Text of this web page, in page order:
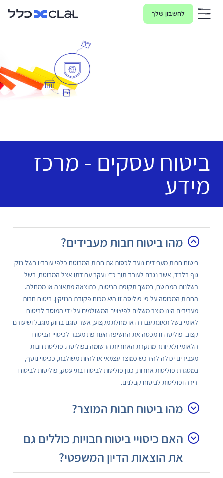
לחשבון שלך
ביטוח עסקים - מרכז
מידע
מהו ביטוח חבות מעבידים?
ביטוח חבות מעבידים נועד לכסות את חבות המבוטח כלפי עובדיו בשל נזק
גוף בלבד, אשר נגרם לעובד תוך כדי ועקב עבודתו אצל המבוטח, בשל
רשלנות המבוטח, במשך תקופת הביטוח, כתוצאה מתאונה או ממחלה.
החבות המכוסה על פי פוליסה זו היא מכוח פקודת הנזיקין. ביטוח חבות
מעבידים הינו מוצר משלים לפיצויים המשולמים על ידי המוסד לביטוח
לאומי בשל תאונת עבודה או מחלת מקצוע, אשר סוגם בחוק מוגבל ושיעורם
קצוב. פוליסה זו מכסה את החשיפה העודפת מעבר לכיסויי הביטוח
הלאומי ולא יותר מתקרת האחריות הרשומה בפוליסה. פוליסת חבות
מעבידים יכולה להירכש כמוצר עצמאי או להיות משולבת, ככיסוי נוסף,
במסגרת פוליסות אחרות, כגון פוליסות לביטוח בתי עסק, פוליסות לביטוח
דירה ופוליסות לביטוח קבלנים.
מהו ביטוח חבות המוצר?
האם כיסויי ביטוח חבויות כוללים גם
את הוצאות הדיון המשפטי?